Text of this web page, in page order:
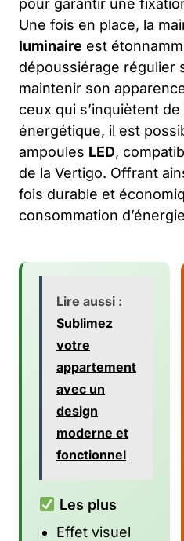
pour garantir une
Une fois en place, la
luminaire est
dépoussiérage régulier
maintenir son
ceux qui s’inquiètent de
énergétique, il est
ampoules LED,
de la Vertigo. Offrant
fois durable et
consommation
Lire aussi :
Sublimez
votre
appartement
avec un
design
moderne et
fonctionnel
Les plus
Effet visuel